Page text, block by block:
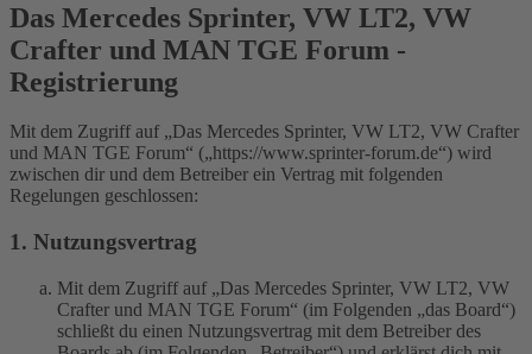
Das Mercedes Sprinter, VW LT2, VW
Crafter und MAN TGE Forum -
Registrierung
Mit dem Zugriff auf „Das Mercedes Sprinter, VW LT2, VW Crafter
und MAN TGE Forum“ („https://www.sprinter-forum.de“) wird
zwischen dir und dem Betreiber ein Vertrag mit folgenden
Regelungen geschlossen:
1. Nutzungsvertrag
Mit dem Zugriff auf „Das Mercedes Sprinter, VW LT2, VW
Crafter und MAN TGE Forum“ (im Folgenden „das Board“)
schließt du einen Nutzungsvertrag mit dem Betreiber des